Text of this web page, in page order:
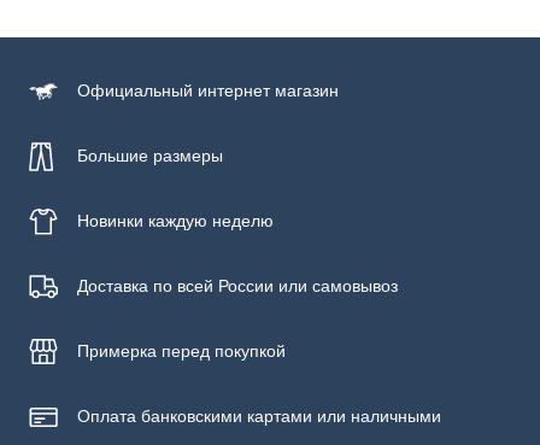
Официальный интернет магазин
Большие размеры
Новинки каждую неделю
Доставка по всей России или самовывоз
Примерка перед покупкой
Оплата банковскими картами или наличными